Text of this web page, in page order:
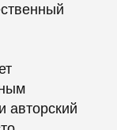
авторский